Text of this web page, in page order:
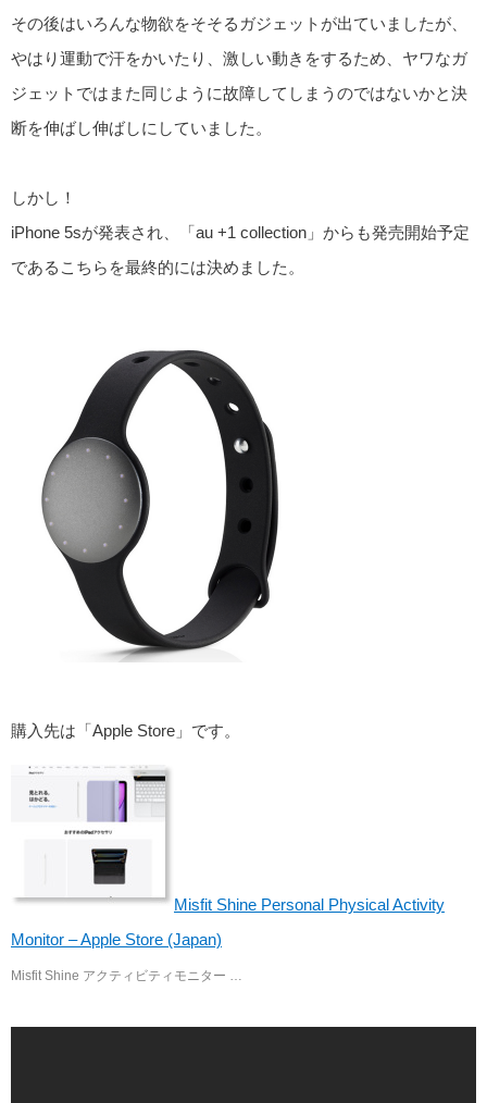
その後はいろんな物欲をそそるガジェットが出ていましたが、
やはり運動で汗をかいたり、激しい動きをするため、ヤワなガ
ジェットではまた同じように故障してしまうのではないかと決
断を伸ばし伸ばしにしていました。
しかし！
iPhone 5sが発表され、「au +1 collection」からも発売開始予定
であるこちらを最終的には決めました。
購入先は「Apple Store」です。
Misfit Shine Personal Physical Activity
Monitor – Apple Store (Japan)
Misfit Shine アクティビティモニター …